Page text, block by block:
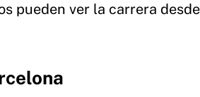
pueden ver la carrera